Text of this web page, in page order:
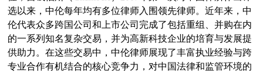
选以来，中伦每年均有多位律师入围领先律师。近年来，中
伦代表众多跨国公司和上市公司完成了包括重组、并购在内
的一系列知名复杂交易，并为高新科技企业的培育与发展提
供助力。在这些交易中，中伦律师展现了丰富执业经验与跨
专业合作有机结合的核心竞争力，对中国法律和监管环境的